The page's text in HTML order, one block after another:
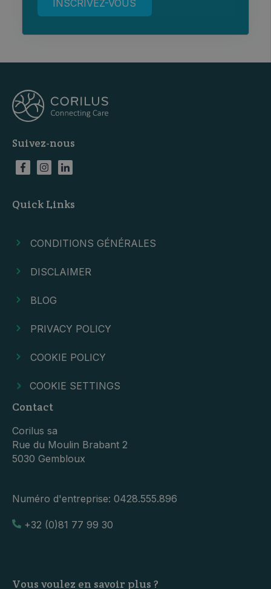
Suivez-nous
Quick Links
CONDITIONS GÉNÉRALES
DISCLAIMER
BLOG
PRIVACY POLICY
COOKIE POLICY
COOKIE SETTINGS
Contact
Corilus sa
Rue du Moulin Brabant 2
5030 Gembloux
Numéro d'entreprise: 0428.555.896
+32 (0)81 77 99 30
Vous voulez en savoir plus ?